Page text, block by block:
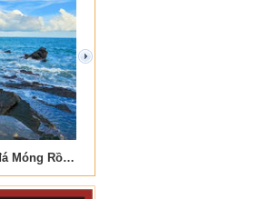
Vẻ đẹp nguyên bản nơi bãi đá Móng Rồng
next